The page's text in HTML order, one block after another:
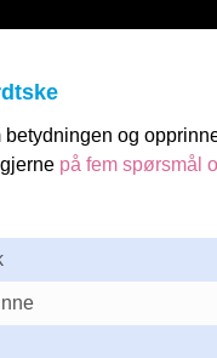
og
på fem spørsmål